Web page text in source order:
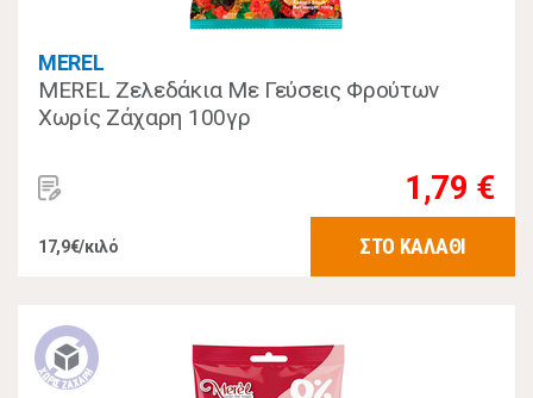
MEREL
MEREL Ζελεδάκια Με Γεύσεις Φρούτων
Χωρίς Ζάχαρη 100γρ
1,79 €
17,9€/κιλό ΣΤΟ ΚΑΛΑΘΙ